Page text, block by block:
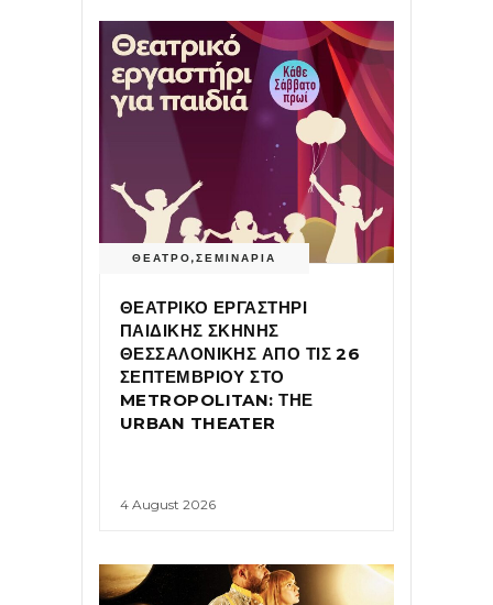
ΘΕΑΤΡΟ,ΣΕΜΙΝΑΡΙΑ
ΘΕΑΤΡΙΚΟ ΕΡΓΑΣΤΗΡΙ
ΠΑΙΔΙΚΗΣ ΣΚΗΝΗΣ
ΘΕΣΣΑΛΟΝΙΚΗΣ ΑΠΟ ΤΙΣ 26
ΣΕΠΤΕΜΒΡΙΟΥ ΣΤΟ
METROPOLITAN: ΤΗΕ
URBAN THEATER
4 August 2026